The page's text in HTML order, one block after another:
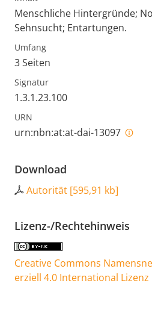
Menschliche Hintergründe;
Sehnsucht; Entartungen.
Umfang
3 Seiten
Signatur
1.3.1.23.100
URN
urn:nbn:at:at-dai-13097
Download
Autorität [595,91 kb]
Lizenz-/Rechtehinweis
Creative Commons
erziell 4.0 International Lizenz